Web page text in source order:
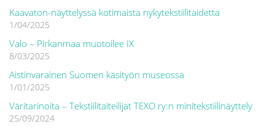
Kaavaton-näyttelyssä kotimaista nykytekstiilitaidetta
1/04/2025
Valo – Pirkanmaa muotoilee IX
8/03/2025
Aistinvarainen Suomen käsityön museossa
1/01/2025
Väritarinoita – Tekstiilitaiteilijat TEXO ry:n minitekstiilinäyttely
25/09/2024